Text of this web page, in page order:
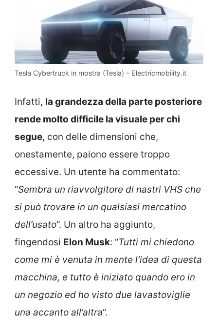
Tesla Cybertruck in mostra (Tesla) – Electricmobility.it
Infatti, la grandezza della parte posteriore
rende molto difficile la visuale per chi
segue, con delle dimensioni che,
onestamente, paiono essere troppo
eccessive. Un utente ha commentato:
“Sembra un riavvolgitore di nastri VHS che
si può trovare in un qualsiasi mercatino
dell’usato“. Un altro ha aggiunto,
fingendosi Elon Musk: “Tutti mi chiedono
come mi è venuta in mente l’idea di questa
macchina, e tutto è iniziato quando ero in
un negozio ed ho visto due lavastoviglie
una accanto all’altra“.